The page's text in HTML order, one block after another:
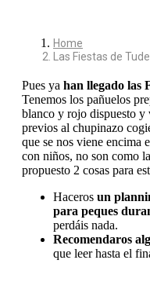
Home
Las Fiestas de
Pues ya han llegado las
Tenemos los pañuelos
blanco y rojo dispuesto y
previos al chupinazo
que se nos viene encima
con niños, no son como
propuesto 2 cosas para
Haceros un
para peques
perdáis nada.
Recomendaros
que leer hasta el